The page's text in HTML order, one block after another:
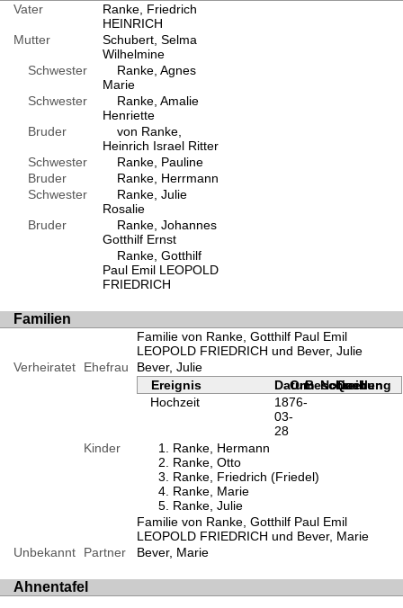
Vater
Ranke, Friedrich
HEINRICH
Mutter
Schubert, Selma
Wilhelmine
Schwester
Ranke, Agnes
Marie
Schwester
Ranke, Amalie
Henriette
Bruder
von Ranke,
Heinrich Israel Ritter
Schwester
Ranke, Pauline
Bruder
Ranke, Herrmann
Schwester
Ranke, Julie
Rosalie
Bruder
Ranke, Johannes
Gotthilf Ernst
Ranke, Gotthilf
Paul Emil LEOPOLD
FRIEDRICH
Familien
Familie von Ranke, Gotthilf Paul Emil
LEOPOLD FRIEDRICH und Bever, Julie
Verheiratet
Ehefrau
Bever, Julie
Ereignis
Datum
OrtBeschreibung
Notizen
Quellen
Hochzeit
1876-
03-
28
Kinder
Ranke, Hermann
Ranke, Otto
Ranke, Friedrich (Friedel)
Ranke, Marie
Ranke, Julie
Familie von Ranke, Gotthilf Paul Emil
LEOPOLD FRIEDRICH und Bever, Marie
Unbekannt
Partner Bever, Marie
Ahnentafel